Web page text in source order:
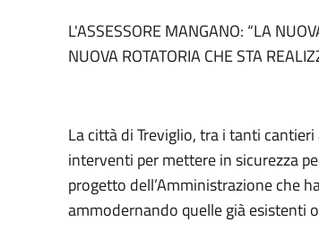
L'ASSESSORE MANGANO: “LA
NUOVA ROTATORIA CHE STA
La città di Treviglio, tra i tanti
interventi per mettere in sicurezza
progetto dell’Amministrazione che
ammodernando quelle già esistenti